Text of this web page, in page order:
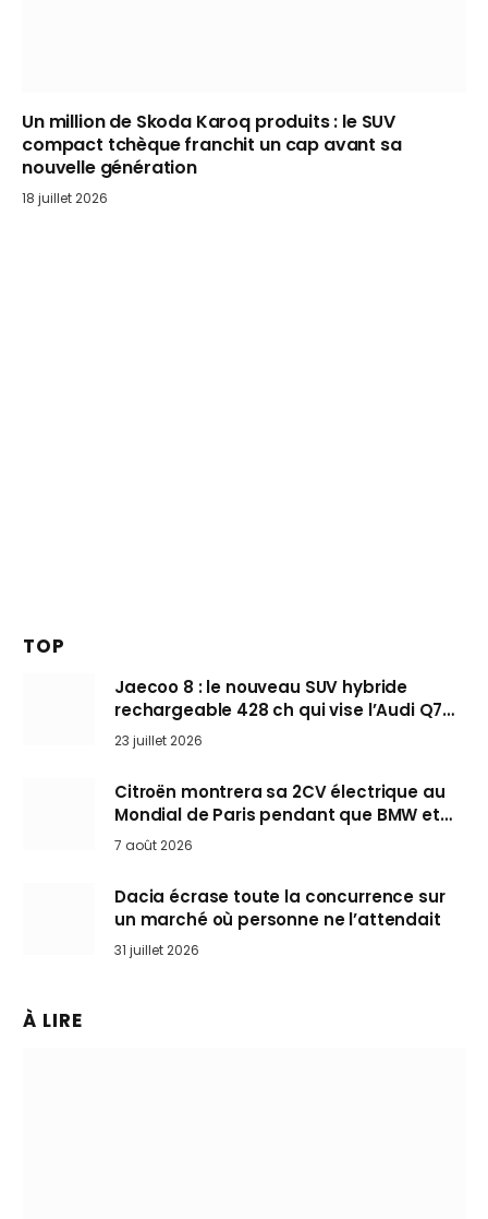
Un million de Skoda Karoq produits : le SUV
compact tchèque franchit un cap avant sa
nouvelle génération
18 juillet 2026
TOP
Jaecoo 8 : le nouveau SUV hybride
rechargeable 428 ch qui vise l’Audi Q7
arrive en Europe cet automne
23 juillet 2026
Citroën montrera sa 2CV électrique au
Mondial de Paris pendant que BMW et
Mini désertent le salon
7 août 2026
Dacia écrase toute la concurrence sur
un marché où personne ne l’attendait
31 juillet 2026
À LIRE